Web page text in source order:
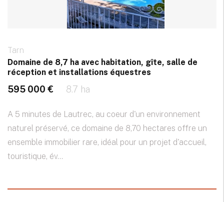
Tarn
Domaine de 8,7 ha avec habitation, gîte, salle de
réception et installations équestres
595 000 € 8.7 ha
A 5 minutes de Lautrec, au coeur d'un environnement
naturel préservé, ce domaine de 8,70 hectares offre un
ensemble immobilier rare, idéal pour un projet d'accueil,
touristique, év...